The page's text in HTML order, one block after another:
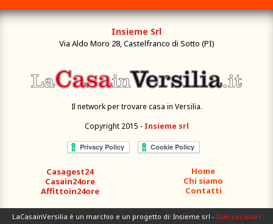
Insieme Srl
Via Aldo Moro 28, Castelfranco di Sotto (PI)
Il network per trovare casa in Versilia.
Copyright 2015 - Insieme srl
Home
Chi siamo
Contatti
Casagest24
Casain24ore
Affittoin24ore
LaCasainVersilia è un marchio e un progetto di: Insieme srl - Dati societari